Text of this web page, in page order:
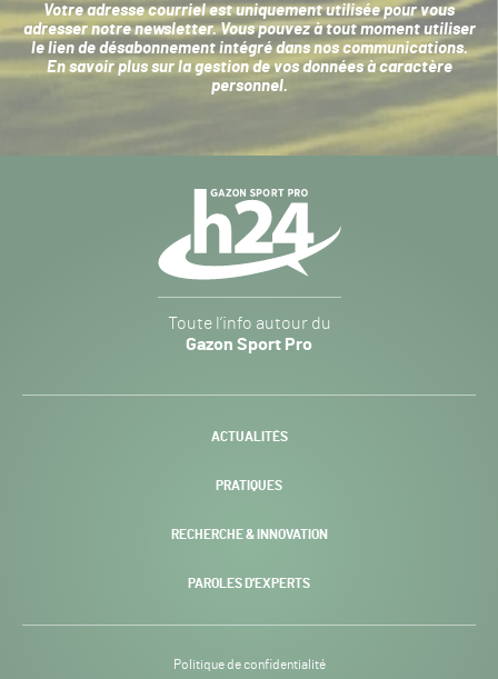
Votre adresse courriel est uniquement utilisée pour vous
adresser notre newsletter. Vous pouvez à tout moment utiliser
le lien de désabonnement intégré dans nos communications.
En savoir plus sur la gestion de vos données à caractère
personnel.
Sport
Pro
-
Toute l’info autour du
Gazon Sport Pro
ACTUALITÉS
PRATIQUES
RECHERCHE & INNOVATION
PAROLES D’EXPERTS
Politique de confidentialité